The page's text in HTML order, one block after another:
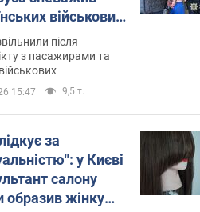
військових
Відео
після
з пасажирами та
15:47 9,5 т.
за
у Києві
салону
образив жінку